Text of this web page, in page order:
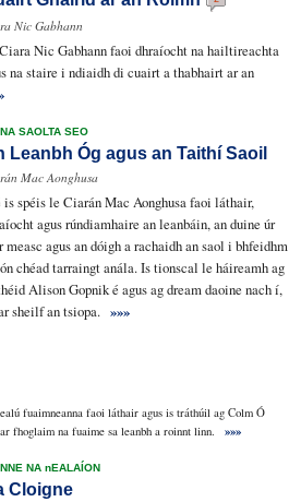
Nic Gabhann
Nic Gabhannfaoi dhraíochtnahailtireachta
na staire i ndiaidh di cuairt a thabhairtar an
SAOLTA SEO
Leanbh Óg agus an Taithí Saoil
Mac Aonghusa
isspéisle Ciarán Mac Aonghusa faoi láthair,
agusrúndiamhaire anleanbáin, an duine úr
measc agus an dóigh a rachaidh an saol i bhfeidhm
chéadtarraingt anála. Istionscal le háireamhag
Alison Gopnik é agus ag dream daoine nach í,
sheilf an tsiopa. »»»
fuaimneanna faoi láthair agus is tráthúil ag Colm Ó
fhoglaim na fuaime sa leanbh a roinnt linn.
»»»
NA nEALAÍON
Cloigne